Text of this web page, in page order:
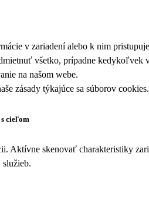
v zariadení alebo k nim
všetko, prípadne kedykoľvek
na našom webe.
zásady týkajúce sa súborov cookies.
cieľom
Aktívne skenovať charakteristiky